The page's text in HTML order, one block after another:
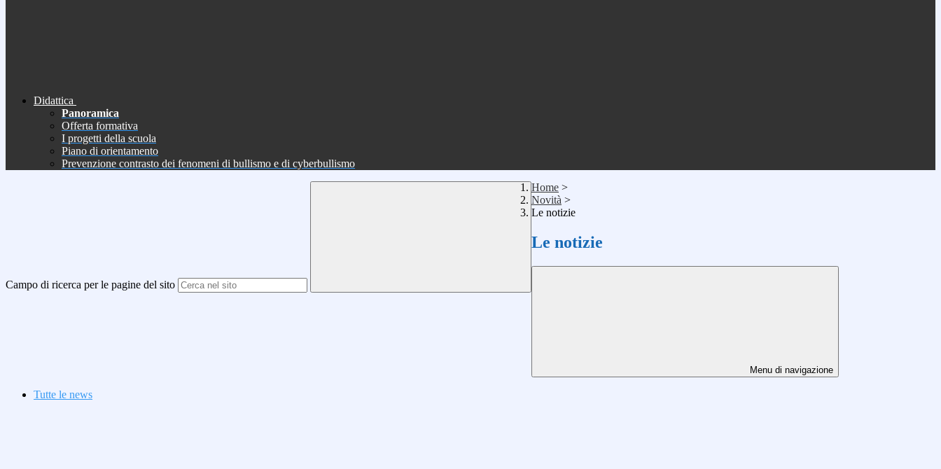
Didattica
Panoramica
Offerta formativa
I progetti della scuola
Piano di orientamento
Prevenzione contrasto dei fenomeni di bullismo e di cyberbullismo
Campo di ricerca per le pagine del sito
Home >
Novità >
Le notizie
Le notizie
Menu di navigazione
Tutte le news